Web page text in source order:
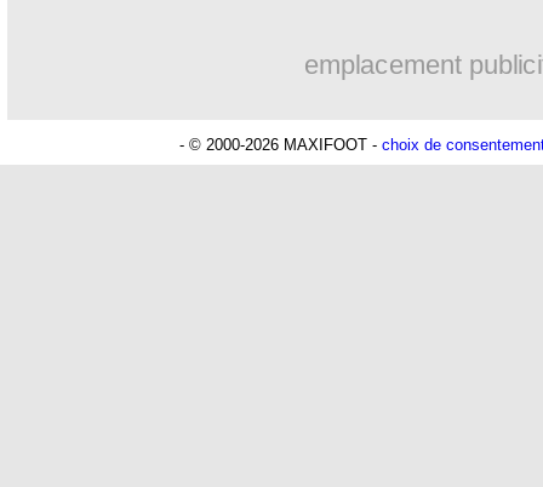
emplacement
- © 2000-2026 MAXIFOOT - choix de